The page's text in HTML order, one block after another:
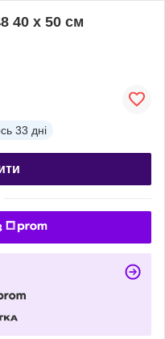
40 х 50 см
33 дні